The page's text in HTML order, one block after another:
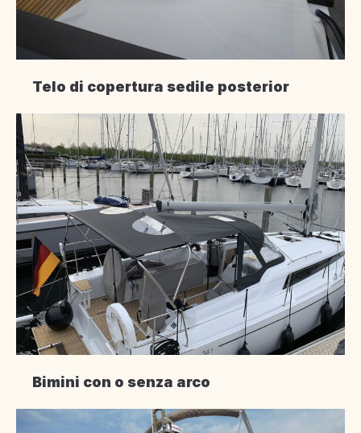
Telo di copertura sedile posterior
Bimini con o senza arco